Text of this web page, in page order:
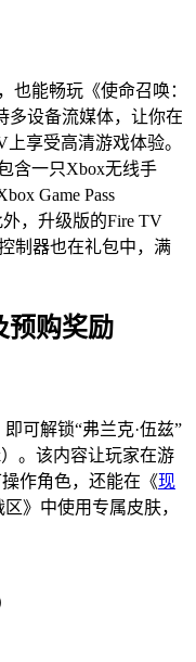
也能畅玩《使命召唤：
多设备流媒体，让你在
上享受高清游戏体验。
含一只Xbox无线手
Game Pass
，升级版的Fire TV
制器也在礼包中，满
预购奖励
可解锁“弗兰克·伍兹”
）。该内容让玩家在游
作角色，还能在《现
》中使用专属皮肤，